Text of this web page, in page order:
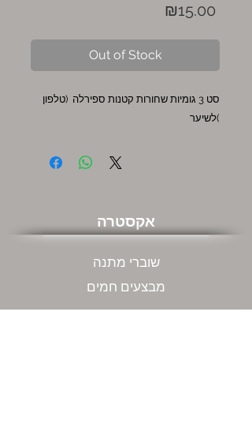
₪15.00
Out of Stock
סט 3 גומיות שחורות קטנות ספירלה (טלפון
)לשיער
אקסטרה
שוברי מתנה
מבצעים חמים